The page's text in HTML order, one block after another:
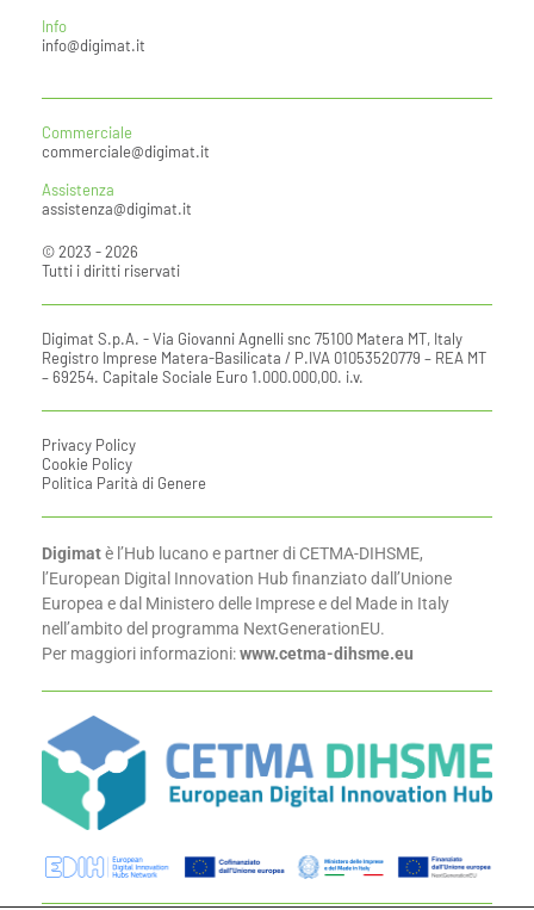
Info
info@digimat.it
Commerciale
commerciale@digimat.it
Assistenza
assistenza@digimat.it
© 2023 - 2026
Tutti i diritti riservati
Digimat S.p.A. - Via Giovanni Agnelli snc 75100 Matera MT, Italy
Registro Imprese Matera-Basilicata / P.IVA 01053520779 – REA MT
– 69254. Capitale Sociale Euro 1.000.000,00. i.v.
Privacy Policy
Cookie Policy
Politica Parità di Genere
Digimatè l’Hub lucano e partner di CETMA-DIHSME,
l’European Digital Innovation Hub finanziato dall’Unione
Europea e dal Ministero delle Imprese e del Made in Italy
nell’ambito del programma NextGenerationEU.
Per maggiori informazioni:www.cetma-dihsme.eu